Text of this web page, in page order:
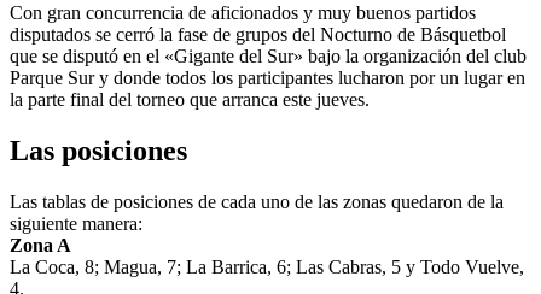
Con gran concurrencia de aficionados y muy buenos partidos
disputados se cerró la fase de grupos del Nocturno de Básquetbol
que se disputó en el «Gigante del Sur» bajo la organización del club
Parque Sur y donde todos los participantes lucharon por un lugar en
la parte final del torneo que arranca este jueves.
Las posiciones
Las tablas de posiciones de cada uno de las zonas quedaron de la
siguiente manera:
Zona A
La Coca, 8; Magua, 7; La Barrica, 6; Las Cabras, 5 y Todo Vuelve,
4.